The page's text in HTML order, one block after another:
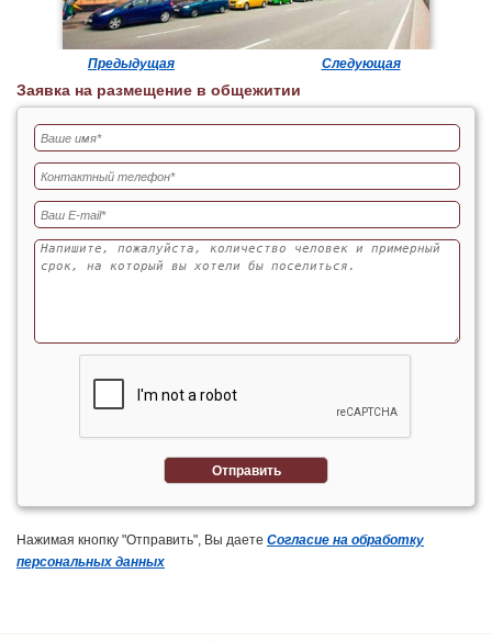
Предыдущая Следующая
Заявка на размещение в общежитии
Отправить
Нажимая кнопку "Отправить", Вы даете Согласие на обработку
персональных данных